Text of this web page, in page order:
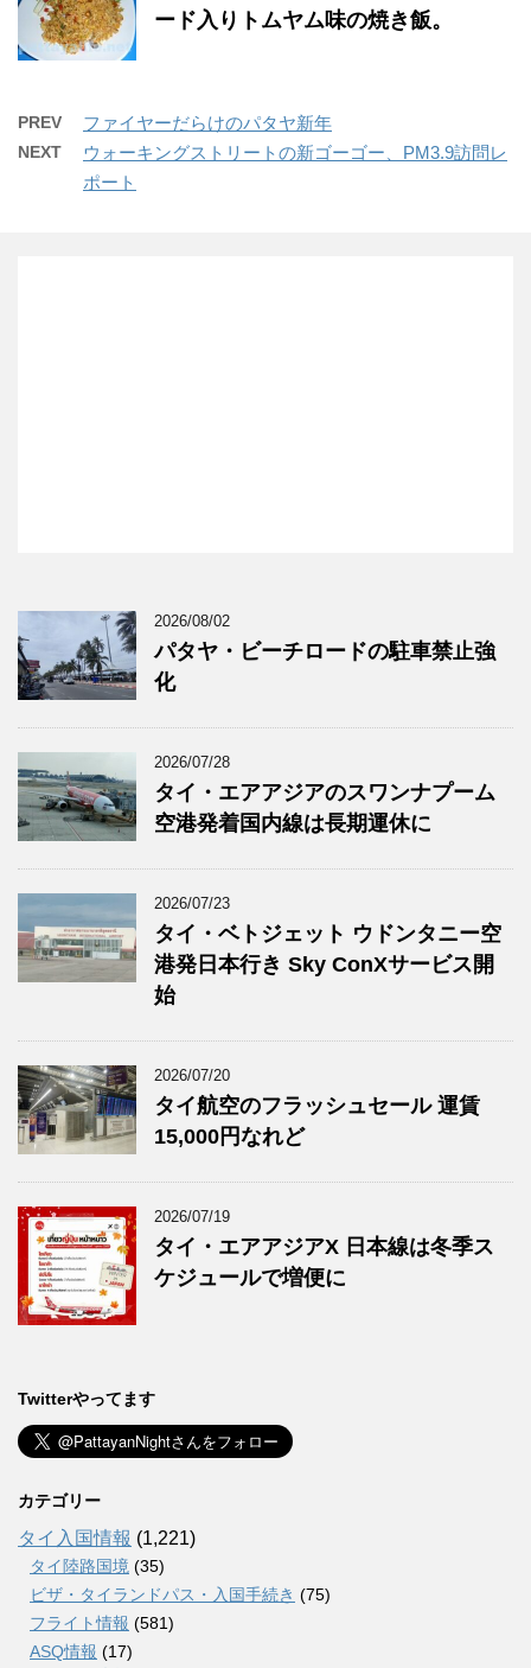
ード入りトムヤム味の焼き飯。
PREV ファイヤーだらけのパタヤ新年
NEXT
ウォーキングストリートの新ゴーゴー、PM3.9訪問レ
ポート
2026/08/02
パタヤ・ビーチロードの駐車禁止強
化
2026/07/28
タイ・エアアジアのスワンナプーム
空港発着国内線は長期運休に
2026/07/23
タイ・ベトジェット ウドンタニー空
港発日本行き Sky ConXサービス開
始
2026/07/20
タイ航空のフラッシュセール 運賃
15,000円なれど
2026/07/19
タイ・エアアジアX 日本線は冬季ス
ケジュールで増便に
Twitterやってます
カテゴリー
タイ入国情報 (1,221)
タイ陸路国境 (35)
ビザ・タイランドパス・入国手続き (75)
フライト情報 (581)
ASQ情報 (17)